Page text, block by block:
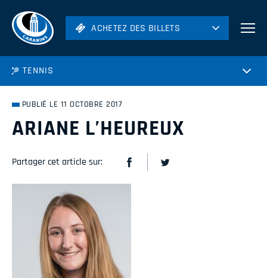
ACHETEZ DES BILLETS
ACHETEZ DES BILLETS
TENNIS
PUBLIÉ LE 11 OCTOBRE 2017
ARIANE L’HEUREUX
Partager cet article sur: